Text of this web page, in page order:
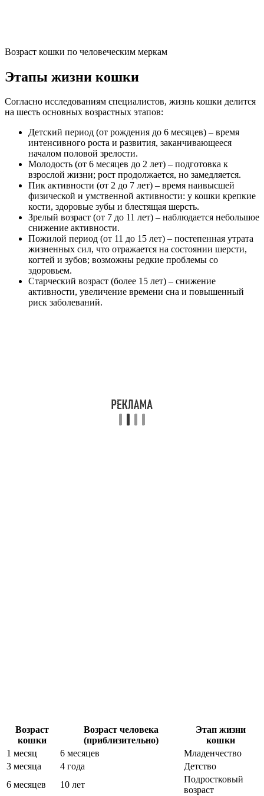
Возраст кошки по человеческим меркам
Этапы жизни кошки
Согласно исследованиям специалистов, жизнь кошки делится
на шесть основных возрастных этапов:
Детский период (от рождения до 6 месяцев) – время
интенсивного роста и развития, заканчивающееся
началом половой зрелости.
Молодость (от 6 месяцев до 2 лет) – подготовка к
взрослой жизни; рост продолжается, но замедляется.
Пик активности (от 2 до 7 лет) – время наивысшей
физической и умственной активности: у кошки крепкие
кости, здоровые зубы и блестящая шерсть.
Зрелый возраст (от 7 до 11 лет) – наблюдается небольшое
снижение активности.
Пожилой период (от 11 до 15 лет) – постепенная утрата
жизненных сил, что отражается на состоянии шерсти,
когтей и зубов; возможны редкие проблемы со
здоровьем.
Старческий возраст (более 15 лет) – снижение
активности, увеличение времени сна и повышенный
риск заболеваний.
Возраст
кошки
Возраст человека
(приблизительно)
Этап жизни
кошки
1 месяц
6 месяцев
Младенчество
3 месяца
4 года
Детство
6 месяцев
10 лет
Подростковый
возраст